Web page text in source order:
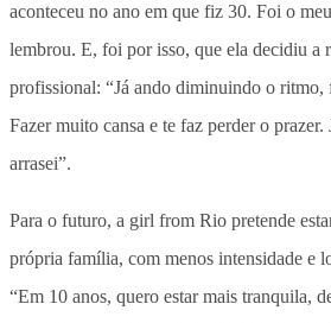
aconteceu no ano em que fiz 30. Foi o
lembrou. E, foi por isso, que ela decidiu a
profissional: “Já ando diminuindo o ritmo,
Fazer muito cansa e te faz perder o
arrasei”.
Para o futuro, a girl from Rio pretende
própria família, com menos intensidade e
“Em 10 anos, quero estar mais tranquila,